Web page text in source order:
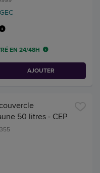
EN 24/48H
AJOUTER
50 litres - CEP